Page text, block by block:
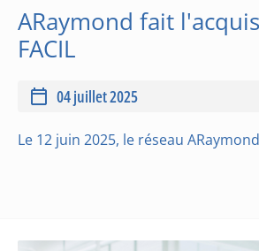
ARaymond fait
FACIL
04 juillet 2025